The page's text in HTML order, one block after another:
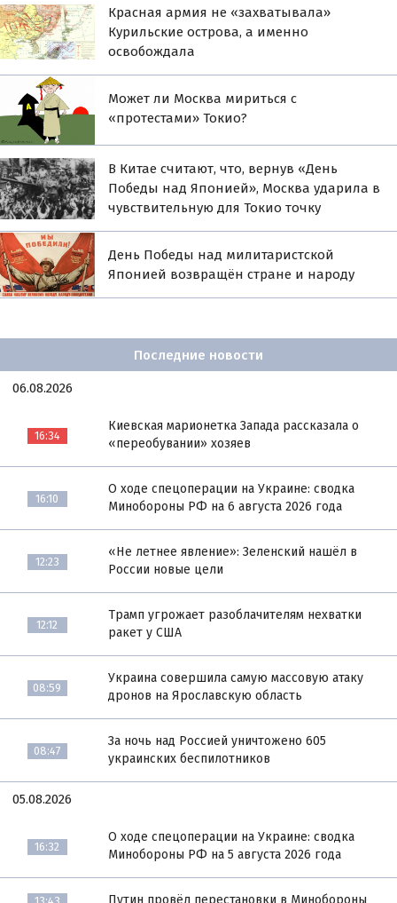
Красная армия не «захватывала»
Курильские острова, а именно
освобождала
Может ли Москва мириться с
«протестами» Токио?
В Китае считают, что, вернув «День
Победы над Японией», Москва ударила в
чувствительную для Токио точку
День Победы над милитаристской
Японией возвращён стране и народу
Последние новости
06.08.2026
16:34
Киевская марионетка Запада рассказала о
«переобувании» хозяев
16:10
О ходе спецоперации на Украине: сводка
Минобороны РФ на 6 августа 2026 года
12:23
«Не летнее явление»: Зеленский нашёл в
России новые цели
12:12
Трамп угрожает разоблачителям нехватки
ракет у США
08:59
Украина совершила самую массовую атаку
дронов на Ярославскую область
08:47
За ночь над Россией уничтожено 605
украинских беспилотников
05.08.2026
16:32
О ходе спецоперации на Украине: сводка
Минобороны РФ на 5 августа 2026 года